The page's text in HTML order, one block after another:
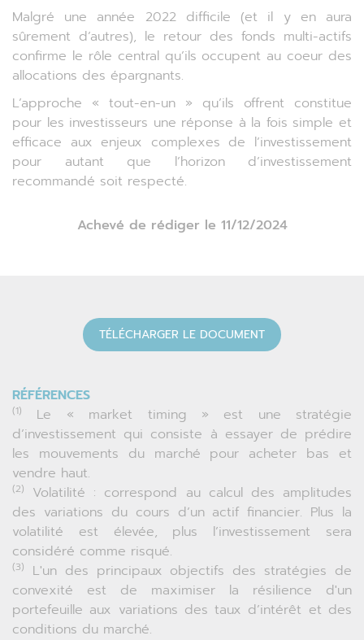
Malgré une année 2022 difficile (et il y en aura
sûrement d’autres), le retour des fonds multi-actifs
confirme le rôle central qu’ils occupent au coeur des
allocations des épargnants.
L’approche « tout-en-un » qu’ils offrent constitue
pour les investisseurs une réponse à la fois simple et
efficace aux enjeux complexes de l’investissement
pour autant que l’horizon d’investissement
recommandé soit respecté.
Achevé de rédiger le 11/12/2024
TÉLÉCHARGER LE DOCUMENT
RÉFÉRENCES
(1)
Le « market timing » est une stratégie
d’investissement qui consiste à essayer de prédire
les mouvements du marché pour acheter bas et
vendre haut.
(2)
Volatilité : correspond au calcul des amplitudes
des variations du cours d’un actif financier. Plus la
volatilité est élevée, plus l’investissement sera
considéré comme risqué.
(3)
L'un des principaux objectifs des stratégies de
convexité est de maximiser la résilience d'un
portefeuille aux variations des taux d’intérêt et des
conditions du marché.